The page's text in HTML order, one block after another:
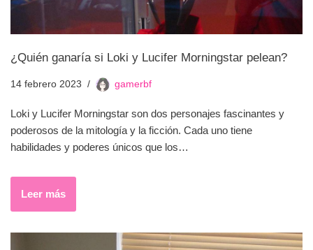
¿Quién ganaría si Loki y Lucifer Morningstar pelean?
14 febrero 2023 gamerbf
Loki y Lucifer Morningstar son dos personajes fascinantes y
poderosos de la mitología y la ficción. Cada uno tiene
habilidades y poderes únicos que los…
Leer más